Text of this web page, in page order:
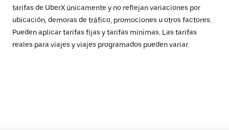
tarifas de UberX únicamente y no reflejan variaciones por
ubicación, demoras de tráfico, promociones u otros factores.
Pueden aplicar tarifas fijas y tarifas mínimas. Las tarifas
reales para viajes y viajes programados pueden variar.